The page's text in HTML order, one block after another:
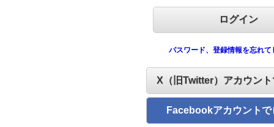
パスワード、登録情報を忘れて
X（旧Twitter）アカウン
Facebookアカウントで